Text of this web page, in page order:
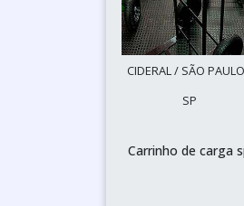
CIDERAL / SÃO
SP
Carrinho de carga